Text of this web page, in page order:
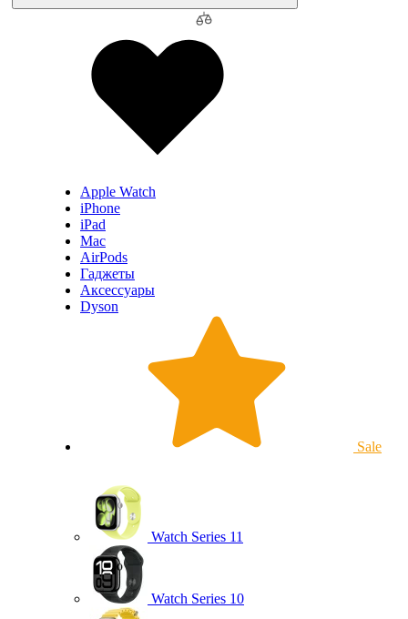
Apple Watch
iPhone
iPad
Mac
AirPods
Гаджеты
Аксессуары
Dyson
Sale
Watch Series 11
Watch Series 10